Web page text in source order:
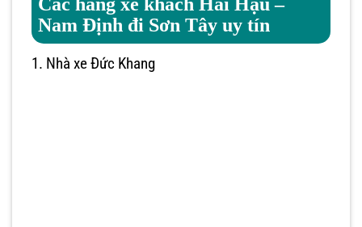
Các hãng xe khách Hải Hậu –
Nam Định đi Sơn Tây uy tín
1. Nhà xe Đức Khang